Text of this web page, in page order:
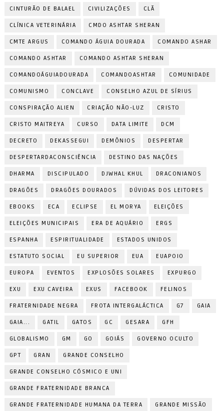
CINTURÃO DE BALAEL CIVILIZAÇÕES CLÃ
CLÍNICA VETERINÁRIA CMDO ASHTAR SHERAN
CMTE ARGUS COMANDO ÁGUIA DOURADA COMANDO ASHAR
COMANDO ASHTAR COMANDO ASHTAR SHERAN
COMANDOÁGUIADOURADA COMANDOASHTAR COMUNIDADE
COMUNISMO CONCLAVE CONSELHO AZUL DE SÍRIUS
CONSPIRAÇÃO ALIEN CRIAÇÃO NÃO-LUZ CRISTO
CRISTO MAITREYA CURSO DATA LIMITE DCM
DECRETO DEKASSEGUI DEMÔNIOS DESPERTAR
DESPERTARDACONSCIÊNCIA DESTINO DAS NAÇÕES
DHARMA DISCIPULADO DJWHAL KHUL DRACONIANOS
DRAGÕES DRAGÕES DOURADOS DÚVIDAS DOS LEITORES
EBOOKS ECA ECLIPSE EL MORYA ELEIÇÕES
ELEIÇÕES MUNICIPAIS ERA DE AQUÁRIO ERGS
ESPANHA ESPIRITUALIDADE ESTADOS UNIDOS
ESTATUTO SOCIAL EU SUPERIOR EUA EUAPOIO
EUROPA EVENTOS EXPLOSÕES SOLARES EXPURGO
EXU EXU CAVEIRA EXUS FACEBOOK FELINOS
FRATERNIDADE NEGRA FROTA INTERGALÁCTICA G7 GAIA
GAIA... GATIL GATOS GC GESARA GFH
GLOBALISMO GM GO GOIÁS GOVERNO OCULTO
GPT GRAN GRANDE CONSELHO
GRANDE CONSELHO CÓSMICO E UNI
GRANDE FRATERNIDADE BRANCA
GRANDE FRATERNIDADE HUMANA DA TERRA GRANDE MISSÃO